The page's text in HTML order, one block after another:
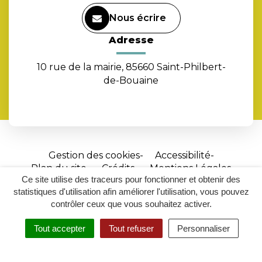
Ce site utilise des traceurs pour fonctionner et obtenir des
statistiques d'utilisation afin améliorer l'utilisation, vous pouvez
contrôler ceux que vous souhaitez activer.
Tout accepter Tout refuser Personnaliser
RECHERCHER
ACCESSIBILITÉ
Nous écrire
Adresse
10 rue de la mairie, 85660 Saint-Philbert-
de-Bouaine
Gestion des cookies
Accessibilité
Plan du site
Crédits
Mentions Légales
Site
réalisé
par
Inovagora